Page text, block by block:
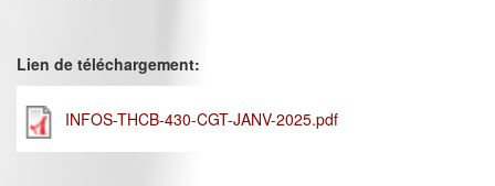
Lien de téléchargement:
INFOS-THCB-430-CGT-JANV-2025.pdf